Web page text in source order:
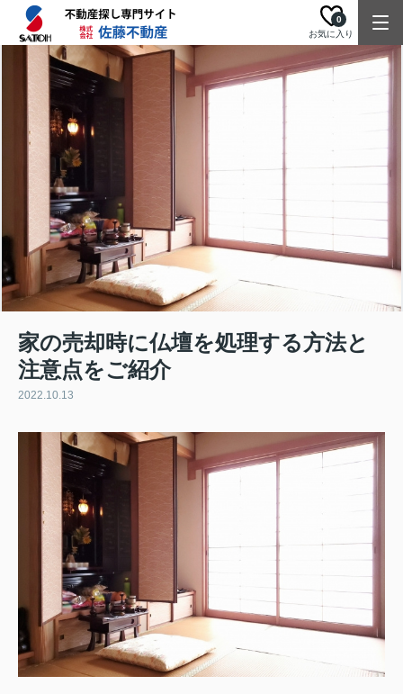
お気に入り
0
家の売却時に仏壇を処理する方法と
注意点をご紹介
2022.10.13